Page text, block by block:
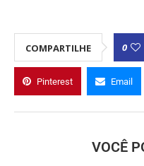
COMPARTILHE 0
Pinterest Email
VOCÊ